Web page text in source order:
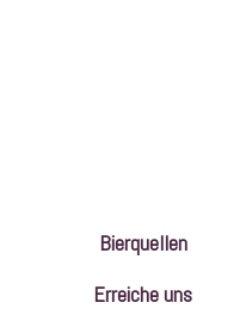
Bierquellen
Erreiche uns